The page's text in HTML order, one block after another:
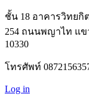
ชั้น 18 อาคารวิทย
254 ถนนพญาไท แข
10330
โทรศัพท์
Log in